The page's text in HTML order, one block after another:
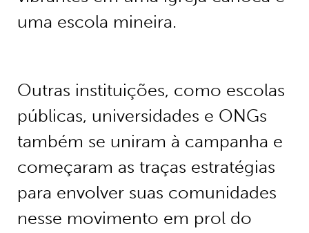
uma escola mineira.
Outras instituições, como escolas
públicas, universidades e ONGs
também se uniram à campanha e
começaram as traças estratégias
para envolver suas comunidades
nesse movimento em prol do